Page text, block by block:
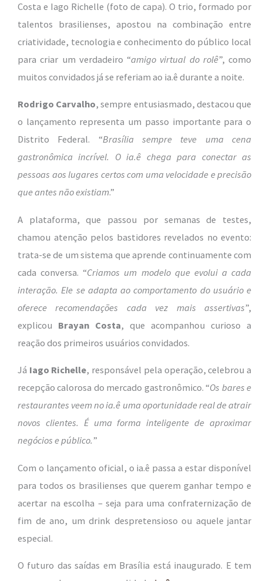
Costa e Iago Richelle (foto de capa). O trio, formado por
talentos brasilienses, apostou na combinação entre
criatividade, tecnologia e conhecimento do público local
para criar um verdadeiro “amigo virtual do rolê”, como
muitos convidados já se referiam ao ia.ê durante a noite.
Rodrigo Carvalho, sempre entusiasmado, destacou que
o lançamento representa um passo importante para o
Distrito Federal. “Brasília sempre teve uma cena
gastronômica incrível. O ia.ê chega para conectar as
pessoas aos lugares certos com uma velocidade e precisão
que antes não existiam.”
A plataforma, que passou por semanas de testes,
chamou atenção pelos bastidores revelados no evento:
trata-se de um sistema que aprende continuamente com
cada conversa. “Criamos um modelo que evolui a cada
interação. Ele se adapta ao comportamento do usuário e
oferece recomendações cada vez mais assertivas”,
explicou Brayan Costa, que acompanhou curioso a
reação dos primeiros usuários convidados.
Já Iago Richelle, responsável pela operação, celebrou a
recepção calorosa do mercado gastronômico. “Os bares e
restaurantes veem no ia.ê uma oportunidade real de atrair
novos clientes. É uma forma inteligente de aproximar
negócios e público.”
Com o lançamento oficial, o ia.ê passa a estar disponível
para todos os brasilienses que querem ganhar tempo e
acertar na escolha – seja para uma confraternização de
fim de ano, um drink despretensioso ou aquele jantar
especial.
O futuro das saídas em Brasília está inaugurado. E tem